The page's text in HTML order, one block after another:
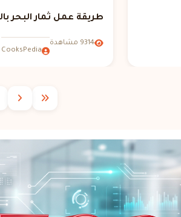
طريقة عمل ثمار البحر
9314 مشاهدة
CooksPedia